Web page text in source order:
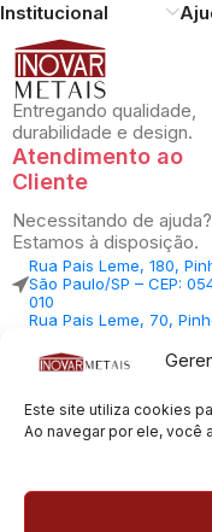
Este site utiliza cookies
Ao navegar por ele, você
Institucional
Entregando qualidade,
durabilidade e design.
Atendimento ao
Cliente
Necessitando de ajuda?
Estamos à disposição.
Rua Pais Leme, 180,
São Paulo/SP – CEP:
010
Rua Pais Leme, 70,
010
Central Vendas: (11)
Central Atendimento:
94535-7237